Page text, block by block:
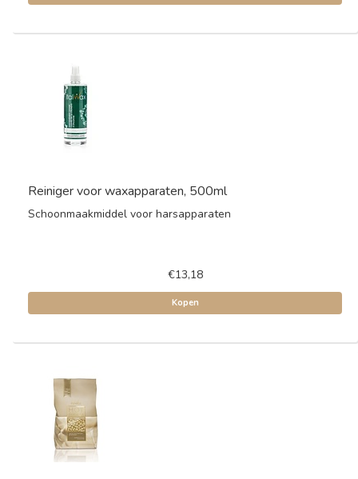
Reiniger voor waxapparaten, 500ml
Schoonmaakmiddel voor harsapparaten
€13,18
Kopen